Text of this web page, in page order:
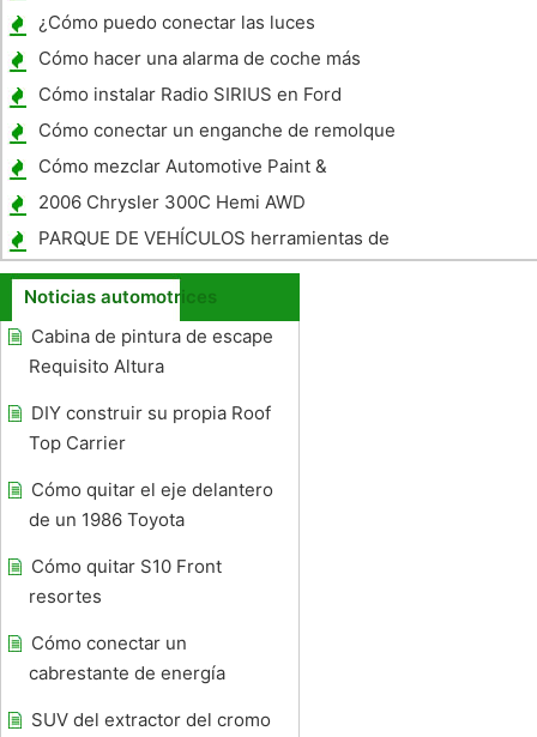
¿Cómo puedo conectar las luces
encendidas Mis Estribos para mi '99 Chevy
Suburban?
Cómo hacer una alarma de coche más
sensible
Cómo instalar Radio SIRIUS en Ford
Cómo conectar un enganche de remolque
en un Toyota Highlander 2008
Cómo mezclar Automotive Paint &
Reductores
2006 Chrysler 300C Hemi AWD
Especificaciones
PARQUE DE VEHÍCULOS herramientas de
programación
Noticias automotrices
Cabina de pintura de escape
Requisito Altura
DIY construir su propia Roof
Top Carrier
Cómo quitar el eje delantero
de un 1986 Toyota
Cómo quitar S10 Front
resortes
Cómo conectar un
cabrestante de energía
SUV del extractor del cromo